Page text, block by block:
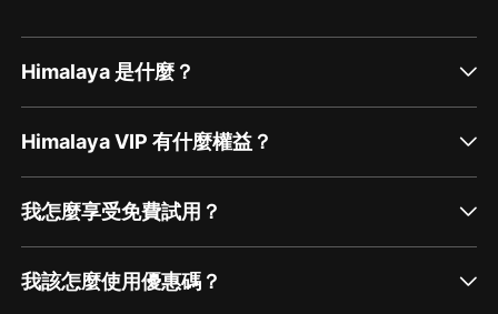
Himalaya 是什麼？
Himalaya VIP 有什麼權益？
我怎麼享受免費試用？
我該怎麼使用優惠碼？